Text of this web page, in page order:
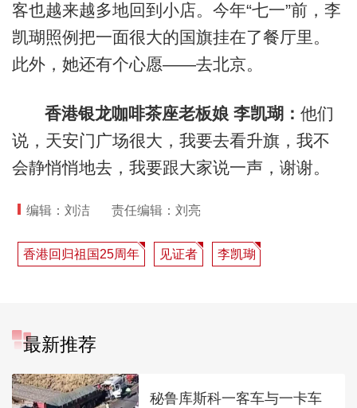
客也越来越多地回到小店。今年“七一”前，李
凯瑚照例把一面很大的国旗挂在了餐厅里。
此外，她还有个心愿——去北京。
香港银龙咖啡茶座老板娘 李凯瑚： 他们
说，天安门广场很大，我要去看升旗，我不
会静悄悄地去，我要跟大家说一声，谢谢。
编辑：刘洁 责任编辑：刘亮
香港回归祖国25周年 见证者 李凯瑚
最新推荐
秘鲁库斯科一客车与一卡车